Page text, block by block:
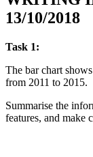
13/10/2018
Task 1:
The bar chart
from 2011 to 2015.
Summarise the
features, and make